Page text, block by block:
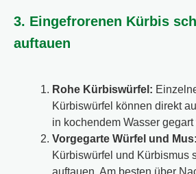
3. Eingefrorenen Kürbis
auftauen
Rohe Kürbiswürfel:
Kürbiswürfel können direkt
in kochendem Wasser gegart
Vorgegarte Würfel und Mus:
Kürbiswürfel und Kürbismus